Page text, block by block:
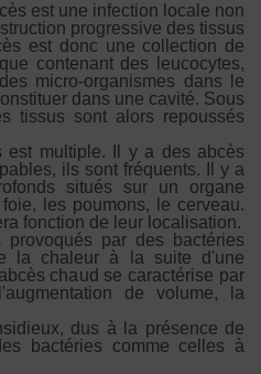
est une infection locale non
progressive des tissus
est donc une collection de
contenant des leucocytes,
micro-organismes dans le
dans une cavité. Sous
tissus sont alors repoussés
est multiple. Il y a des abcès
ils sont fréquents. Il y a
situés sur un organe
les poumons, le cerveau.
fonction de leur localisation.
par des bactéries
la chaleur à la suite d'une
chaud se caractérise par
de volume, la
dus à la présence de
bactéries comme celles à